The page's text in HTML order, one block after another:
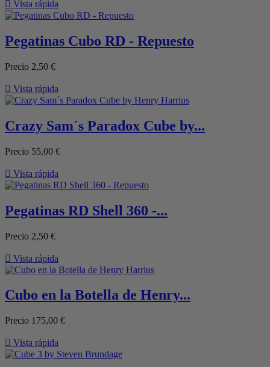
 Vista rápida
Pegatinas Cubo RD - Repuesto
Precio 2,50 €
 Vista rápida
Crazy Sam´s Paradox Cube by...
Precio 55,00 €
 Vista rápida
Pegatinas RD Shell 360 -...
Precio 2,50 €
 Vista rápida
Cubo en la Botella de Henry...
Precio 175,00 €
 Vista rápida